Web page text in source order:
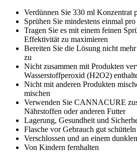
Verdünnen Sie 330 ml Konzentrat
Sprühen Sie mindestens einmal
Tragen Sie es mit einem feinen
Effektivität zu maximieren
Bereiten Sie die Lösung nicht
zu
Nicht zusammen mit Produkten
Wasserstoffperoxid (H2O2)
Nicht mit anderen Produkten
mischen
Verwenden Sie CANNACURE
Nährstoffen oder anderen Futter
Lagerung, Gesundheit und
Flasche vor Gebrauch gut schütteln
Verschlossen und an einem
Von Kindern fernhalten